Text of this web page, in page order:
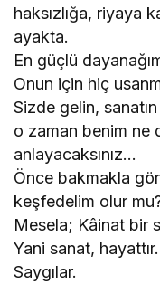
haksızlığa, riyaya
ayakta.
En güçlü
Onun için hiç
Sizde gelin,
o zaman benim ne
anlayacaksınız…
Önce bakmakla
keşfedelim olur
Mesela; Kâinat bir
Yani sanat,
Saygılar.